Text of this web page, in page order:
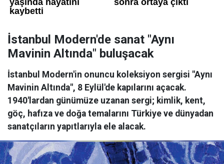
İstanbul Modern'de sanat "Aynı
Mavinin Altında" buluşacak
İstanbul Modern'in onuncu koleksiyon sergisi "Aynı
Mavinin Altında", 8 Eylül'de kapılarını açacak.
1940'lardan günümüze uzanan sergi; kimlik, kent,
göç, hafıza ve doğa temalarını Türkiye ve dünyadan
sanatçıların yapıtlarıyla ele alacak.